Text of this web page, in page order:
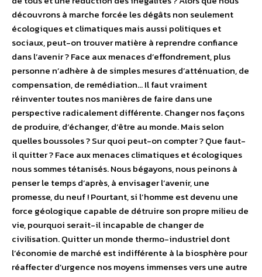
découvrons à marche forcée les dégâts non seulement
écologiques et climatiques mais aussi politiques et
sociaux, peut-on trouver matière à reprendre confiance
dans l’avenir ? Face aux menaces d’effondrement, plus
personne n’adhère à de simples mesures d’atténuation, de
compensation, de remédiation… Il faut vraiment
réinventer toutes nos manières de faire dans une
perspective radicalement différente. Changer nos façons
de produire, d’échanger, d’être au monde. Mais selon
quelles boussoles ? Sur quoi peut-on compter ? Que faut-
il quitter ? Face aux menaces climatiques et écologiques
nous sommes tétanisés. Nous bégayons, nous peinons à
penser le temps d’après, à envisager l’avenir, une
promesse, du neuf ! Pourtant, si l’homme est devenu une
force géologique capable de détruire son propre milieu de
vie, pourquoi serait-il incapable de changer de
civilisation. Quitter un monde thermo-industriel dont
l’économie de marché est indifférente à la biosphère pour
réaffecter d’urgence nos moyens immenses vers une autre